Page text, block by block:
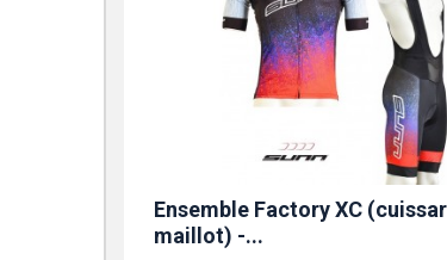
Ensemble Factory XC
maillot) -...